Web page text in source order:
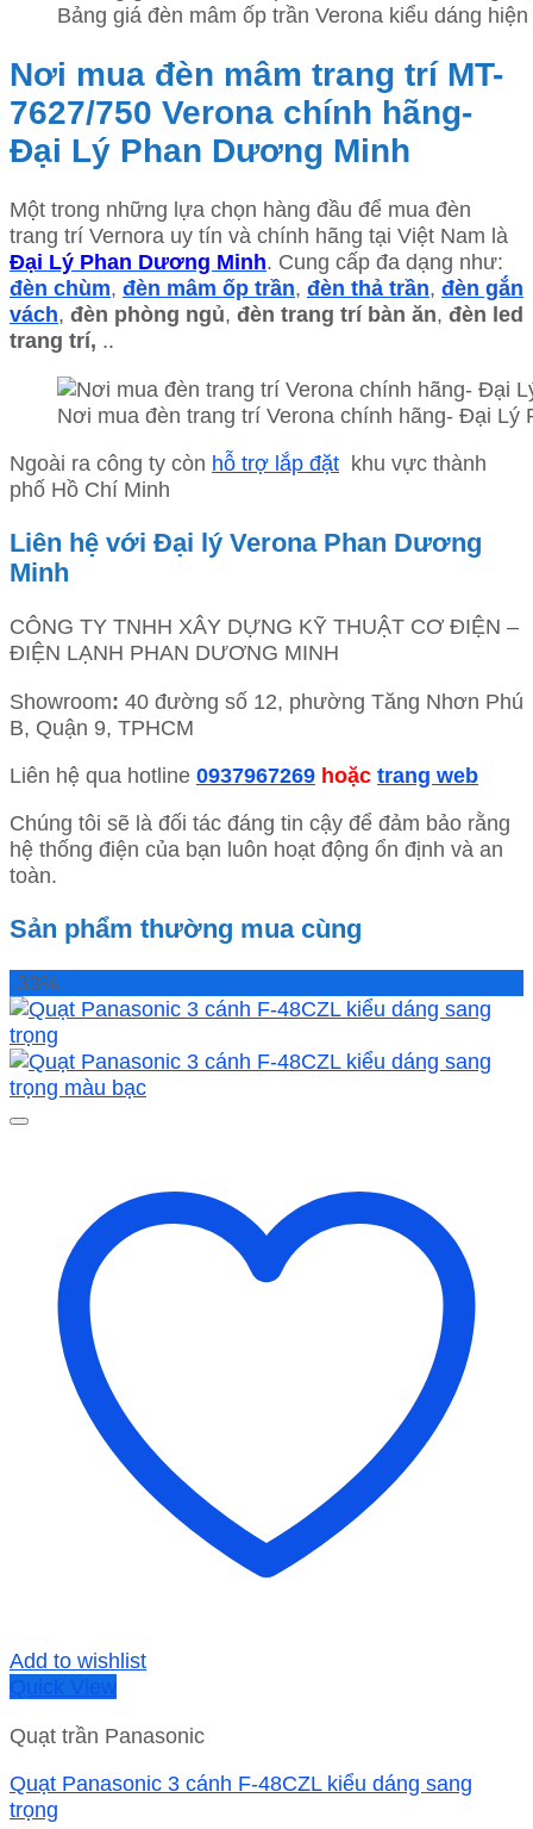
Bảng giá đèn mâm ốp trần Verona kiểu dáng
Nơi mua đèn mâm trang trí MT-
7627/750 Verona chính hãng-
Đại Lý Phan Dương Minh
Một trong những lựa chọn hàng đầu để mua đèn
trang trí Vernora uy tín và chính hãng tại Việt Nam là
Đại Lý Phan Dương Minh. Cung cấp đa dạng như:
đèn chùm, đèn mâm ốp trần, đèn thả trần, đèn gắn
vách, đèn phòng ngủ, đèn trang trí bàn ăn, đèn led
trang trí, ..
Nơi mua đèn trang trí Verona chính hãng- Đại Lý
Ngoài ra công ty còn hỗ trợ lắp đặt khu vực thành
phố Hồ Chí Minh
Liên hệ với Đại lý Verona Phan Dương
Minh
CÔNG TY TNHH XÂY DỰNG KỸ THUẬT CƠ ĐIỆN –
ĐIỆN LẠNH PHAN DƯƠNG MINH
Showroom: 40 đường số 12, phường Tăng Nhơn Phú
B, Quận 9, TPHCM
Liên hệ qua hotline 0937967269 hoặc trang web
Chúng tôi sẽ là đối tác đáng tin cậy để đảm bảo rằng
hệ thống điện của bạn luôn hoạt động ổn định và an
toàn.
Sản phẩm thường mua cùng
-33%
Add to wishlist
Quick View
Quạt trần Panasonic
Quạt Panasonic 3 cánh F-48CZL kiểu dáng sang
trọng